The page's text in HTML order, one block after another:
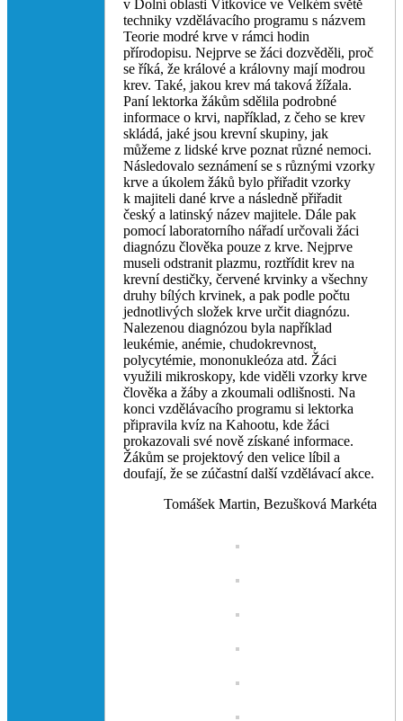
v Dolní oblasti Vítkovice ve Velkém světě
techniky vzdělávacího programu s názvem
Teorie modré krve v rámci hodin
přírodopisu. Nejprve se žáci dozvěděli, proč
se říká, že králové a královny mají modrou
krev. Také, jakou krev má taková žížala.
Paní lektorka žákům sdělila podrobné
informace o krvi, například, z čeho se krev
skládá, jaké jsou krevní skupiny, jak
můžeme z lidské krve poznat různé nemoci.
Následovalo seznámení se s různými vzorky
krve a úkolem žáků bylo přiřadit vzorky
k majiteli dané krve a následně přiřadit
český a latinský název majitele. Dále pak
pomocí laboratorního nářadí určovali žáci
diagnózu člověka pouze z krve. Nejprve
museli odstranit plazmu, roztřídit krev na
krevní destičky, červené krvinky a všechny
druhy bílých krvinek, a pak podle počtu
jednotlivých složek krve určit diagnózu.
Nalezenou diagnózou byla například
leukémie, anémie, chudokrevnost,
polycytémie, mononukleóza atd. Žáci
využili mikroskopy, kde viděli vzorky krve
člověka a žáby a zkoumali odlišnosti. Na
konci vzdělávacího programu si lektorka
připravila kvíz na Kahootu, kde žáci
prokazovali své nově získané informace.
Žákům se projektový den velice líbil a
doufají, že se zúčastní další vzdělávací akce.
Tomášek Martin, Bezušková Markéta